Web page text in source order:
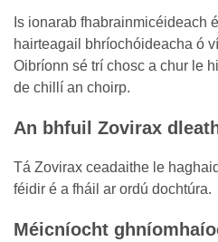
Is ionarab fhabrainmicéideach
hairteagail bhríochóideacha ó
Oibríonn sé trí chosc a chur le
de chillí an choirp.
An bhfuil Zovirax
Tá Zovirax ceadaithe le
féidir é a fháil ar ordú dochtúra.
Méicníocht